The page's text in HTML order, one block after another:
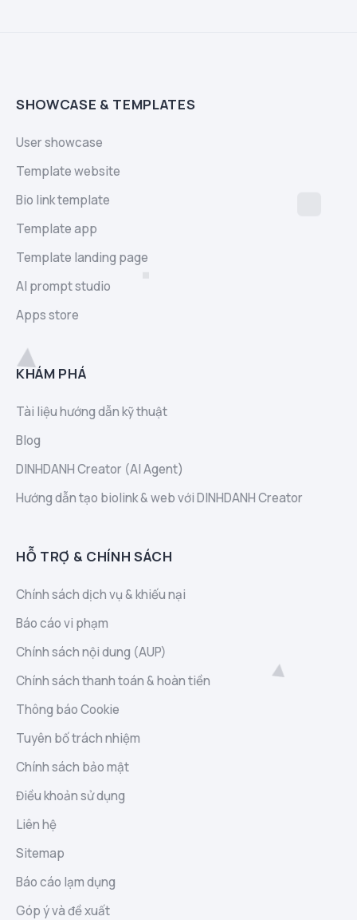
SHOWCASE & TEMPLATES
User showcase
Template website
Bio link template
Template app
Template landing page
AI prompt studio
Apps store
KHÁM PHÁ
Tài liệu hướng dẫn kỹ thuật
Blog
DINHDANH Creator (AI Agent)
Hướng dẫn tạo biolink & web với DINHDANH Creator
HỖ TRỢ & CHÍNH SÁCH
Chính sách dịch vụ & khiếu nại
Báo cáo vi phạm
Chính sách nội dung (AUP)
Chính sách thanh toán & hoàn tiền
Thông báo Cookie
Tuyên bố trách nhiệm
Chính sách bảo mật
Điều khoản sử dụng
Liên hệ
Sitemap
Báo cáo lạm dụng
Góp ý và đề xuất